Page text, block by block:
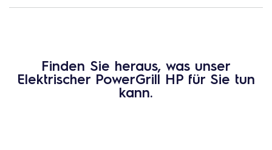
Wählen Sie aus unserem umfassenden Sortiment an
speziellem Zubehör.
Finden Sie heraus, was unser
Elektrischer PowerGrill HP für Sie tun
kann.